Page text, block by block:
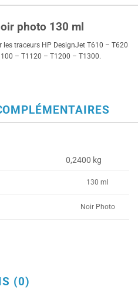
photo 130 ml
traceurs HP DesignJet T610 – T620
– T1120 – T1200 – T1300.
0,2400 kg
130 ml
Noir Photo
(0)